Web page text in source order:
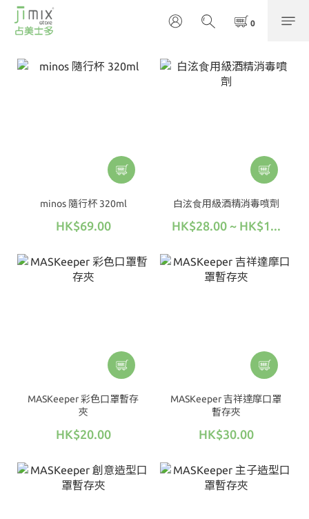
minos 隨行杯 320ml
HK$69.00
白泫⻝⽤級酒精消毒噴劑
HK$28.00 ~ HK$1...
MASKeeper 彩色口罩暫存
夾
HK$20.00
MASKeeper 吉祥達摩口罩
暫存夾
HK$30.00